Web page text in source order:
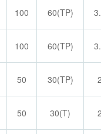
100 60(TP)
100 60(TP)
50 30(TP)
50 30(T)